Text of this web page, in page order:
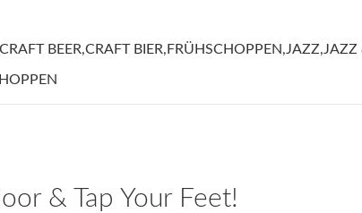
CRAFT BEER,CRAFT BIER, FRÜHSCHOPPEN,JAZZ,JAZZ
& Tap Your Feet!